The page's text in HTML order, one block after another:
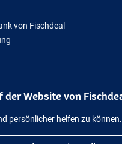
von Fischdeal
der Website von
persönlicher helfen zu